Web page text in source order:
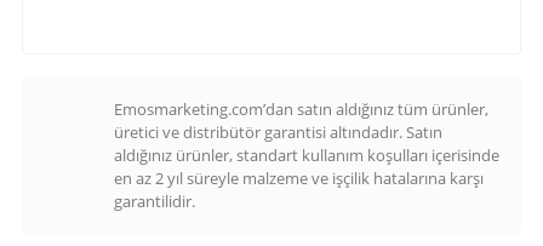
Emosmarketing.com’dan satın aldığınız tüm ürünler,
üretici ve distribütör garantisi altındadır. Satın
aldığınız ürünler, standart kullanım koşulları içerisinde
en az 2 yıl süreyle malzeme ve işçilik hatalarına karşı
garantilidir.